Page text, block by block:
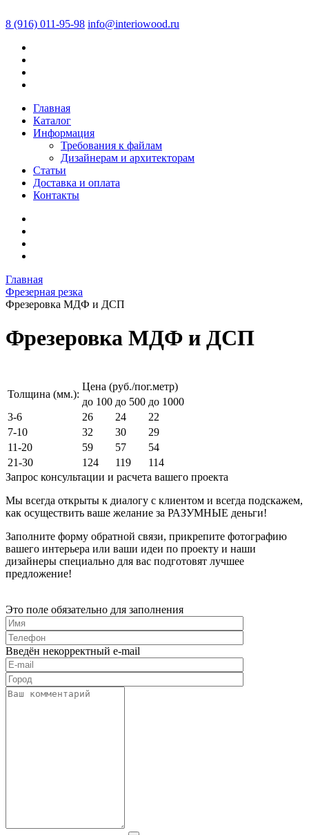
8 (916) 011-95-98 info@interiowood.ru
Главная
Каталог
Информация
Требования к файлам
Дизайнерам и архитекторам
Статьи
Доставка и оплата
Контакты
Главная
Фрезерная резка
Фрезеровка МДФ и ДСП
Фрезеровка МДФ и ДСП
Толщина (мм.):
Цена (руб./пог.метр)
до 100 до 500 до 1000
3-6
26 24
22
7-10
32 30
29
11-20
59 57
54
21-30
124 119
114
Запрос консультации и расчета вашего проекта
Мы всегда открыты к диалогу с клиентом и всегда подскажем,
как осуществить ваше желание за РАЗУМНЫЕ деньги!
Заполните форму обратной связи, прикрепите фотографию
вашего интерьера или ваши идеи по проекту и наши
дизайнеры специально для вас подготовят лучшее
предложение!
Это поле обязательно для заполнения
Введён некорректный e-mail